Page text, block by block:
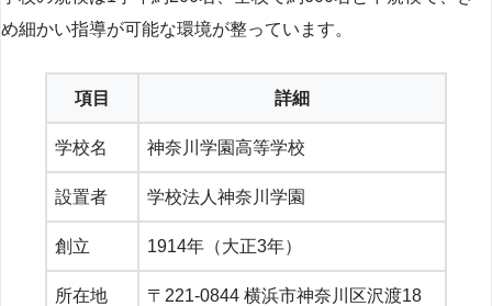
め細かい指導が可能な環境が整っています。
項目 詳細
学校名 神奈川学園高等学校
設置者 学校法人神奈川学園
創立 1914年（大正3年）
所在地 〒221-0844 横浜市神奈川区沢渡18